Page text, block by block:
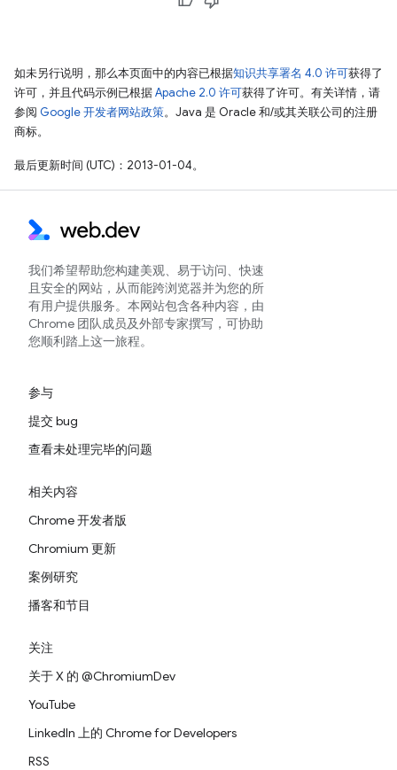
如未另行说明，那么本页面中的内容已根据知识共享署名 4.0 许可获得了
许可，并且代码示例已根据Apache 2.0 许可获得了许可。有关详情，请
参阅 Google 开发者网站政策。Java 是 Oracle 和/或其关联公司的注册
商标。
最后更新时间 (UTC)：2013-01-04。
我们希望帮助您构建美观、易于访问、快速
且安全的网站，从而能跨浏览器并为您的所
有用户提供服务。本网站包含各种内容，由
Chrome 团队成员及外部专家撰写，可协助
您顺利踏上这一旅程。
参与
提交 bug
查看未处理完毕的问题
相关内容
Chrome 开发者版
Chromium 更新
案例研究
播客和节目
关注
关于 X 的 @ChromiumDev
YouTube
LinkedIn 上的 Chrome for Developers
RSS